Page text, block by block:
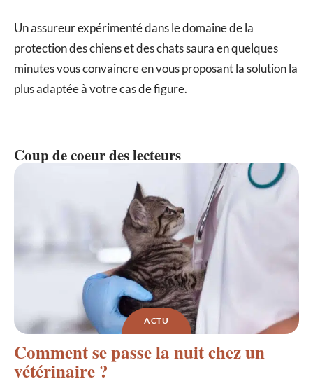
Un assureur expérimenté dans le domaine de la
protection des chiens et des chats saura en quelques
minutes vous convaincre en vous proposant la solution la
plus adaptée à votre cas de figure.
Coup de coeur des lecteurs
ACTU
Comment se passe la nuit chez un
vétérinaire ?